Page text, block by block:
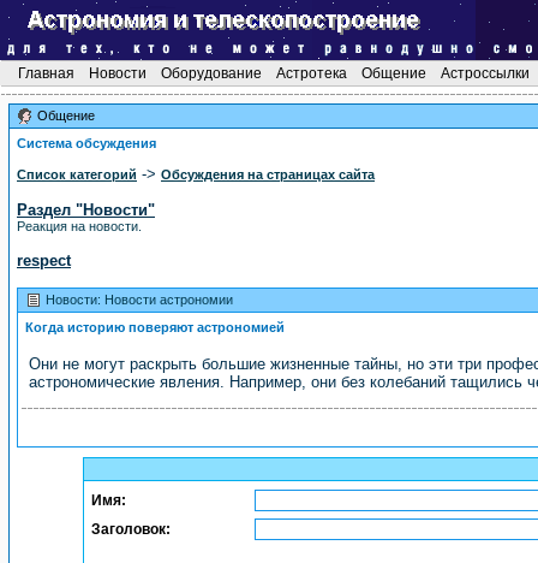
Главная Новости Оборудование Астротека Общение Астроссылки
Общение
Система обсуждения
Список категорий -> Обсуждения на страницах сайта
Раздел "Новости"
Реакция на новости.
respect
Новости: Новости астрономии
Когда историю поверяют астрономией
Они не могут раскрыть большие жизненные тайны, но эти три
астрономические явления. Например, они без колебаний
Имя:
Заголовок: